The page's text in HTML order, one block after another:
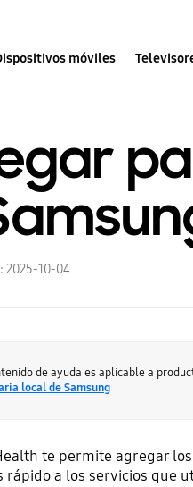
móviles
2025-10-04
de ayuda es aplicable a
local de Samsung
te permite agregar
rápido a los servicios que